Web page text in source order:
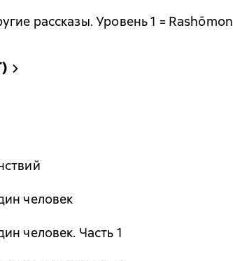
рассказы. Уровень 1 = Rashōmon
человек
человек. Часть 1